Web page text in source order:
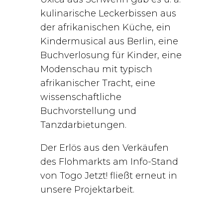
kulinarische Leckerbissen aus
der afrikanischen Küche, ein
Kindermusical aus Berlin, eine
Buchverlosung für Kinder, eine
Modenschau mit typisch
afrikanischer Tracht, eine
wissenschaftliche
Buchvorstellung und
Tanzdarbietungen.
Der Erlös aus den Verkäufen
des Flohmarkts am Info-Stand
von Togo Jetzt! fließt erneut in
unsere Projektarbeit.